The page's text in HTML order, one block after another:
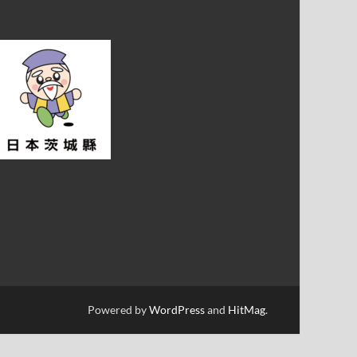
Powered byWordPressand HitMag.